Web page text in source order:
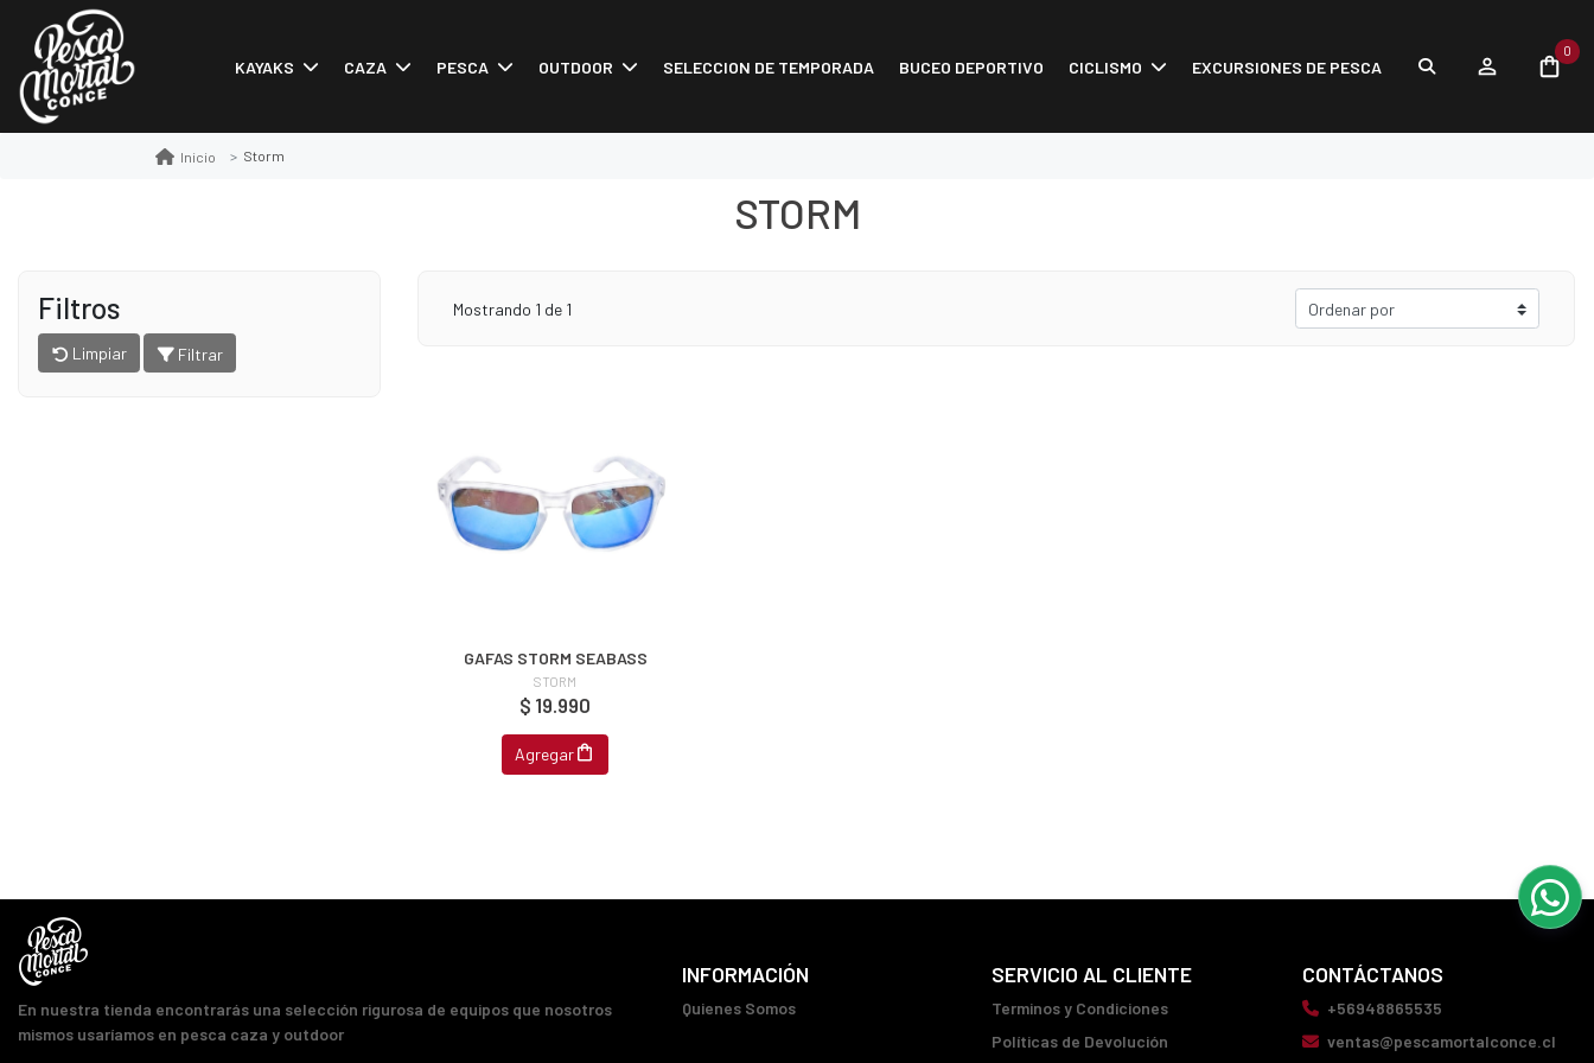
KAYAKS CAZA PESCA OUTDOOR SELECCION DE TEMPORADA BUCEO DEPORTIVO CICLISMO EXCURSIONES DE PESCA
0
Inicio Storm
STORM
Filtros
Limpiar Filtrar
Mostrando 1 de 1
GAFAS STORM SEABASS
STORM
$ 19.990
Agregar
En nuestra tienda encontrarás una selección rigurosa de equipos que nosotros
mismos usaríamos en pesca caza y outdoor
INFORMACIÓN
Quienes Somos
SERVICIO AL CLIENTE
Terminos y Condiciones
Políticas de Devolución
CONTÁCTANOS
+56948865535
ventas@pescamortalconce.cl